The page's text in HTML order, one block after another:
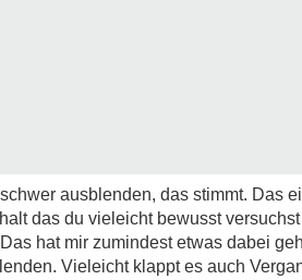
ausblenden, das stimmt. Das
das du vieleicht bewusst
hat mir zumindest etwas dabei
Vieleicht klappt es auch